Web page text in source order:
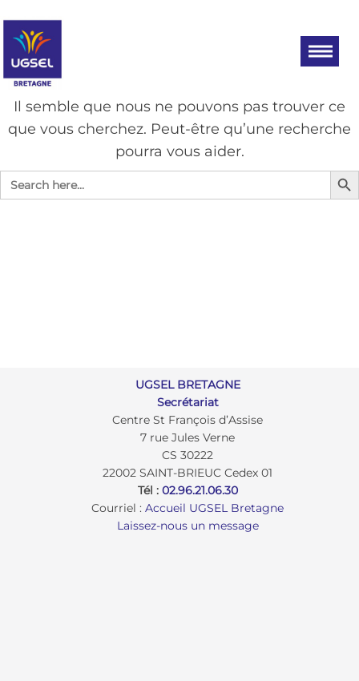
au
contenuAUCUN RÉSULTAT
Il semble que nous ne pouvons pas trouver ce
que vous cherchez. Peut-être qu’une recherche
pourra vous aider.
Search
Search
UGSEL BRETAGNE
Secrétariat
Centre St François d’Assise
7 rue Jules Verne
CS 30222
22002 SAINT-BRIEUC Cedex 01
Tél : 02.96.21.06.30
Courriel : Accueil UGSEL Bretagne
Laissez-nous un message